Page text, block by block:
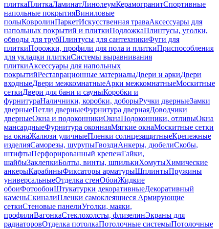
плиткаПлиткаЛаминатЛинолеумКерамогранитСпортивные
напольные покрытияВиниловые
полыКовролинПаркетИскусственная траваАксессуары для
напольных покрытий и плиткиПодложкаПлинтусы, уголки,
обводы для трубПлинтусы для сантехникиФуги для
плиткиПорожки, профили для пола и плиткиПриспособления
для укладки плиткиСистемы выравнивания
плиткиАксессуары для напольных
покрытийРеставрационные материалыДвери и аркиДвери
входныеДвери межкомнатныеАрки межкомнатныеМоскитные
сеткиДвери для бани и сауныКоробки и
фурнитураНаличники, коробки, доборыРучки дверныеЗамки
дверныеПетли дверныеФурнитура двернаяДоводчики
дверныеОкна и подоконникиОкнаПодоконники, отливыОкна
мансардныеФурнитура оконнаяМягкие окнаМоскитные сетки
на окнаЖалюзи уличныеПленки солнцезащитныеКрепежные
изделияСаморезы, шурупыГвоздиАнкеры, дюбелиСкобы,
штифтыПерфорированный крепежГайки,
шайбыЗаклепкиБолты, винты, шпилькиХомутыХимические
анкерыКарабиныФиксаторы арматурыШплинтыПружины
универсальныеОтделка стенОбоиЖидкие
обоиФотообоиШтукатурки декоративныеДекоративный
каменьСкиналиПленки самоклеящиеся Армирующие
сеткиСтеновые панелиУголки, маяки,
профилиВагонкаСтеклохолсты, флизелинЭкраны для
радиаторовОтделка потолкаПотолочные системыПотолочные